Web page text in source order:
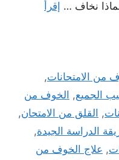
نخاف … إقرأ
من الامتحانات,
الجميع, الخوف من
, القلق من الامتحان,
الدراسة الجيدة,
, علاج الخوف من